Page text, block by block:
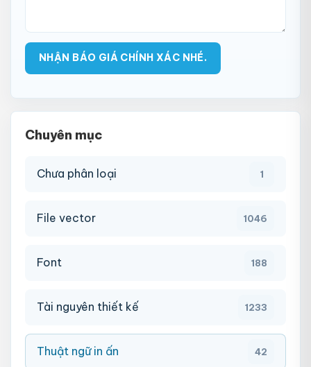
Chuyên mục
Chưa phân loại 1
File vector 1046
Font 188
Tài nguyên thiết kế 1233
Thuật ngữ in ấn 42